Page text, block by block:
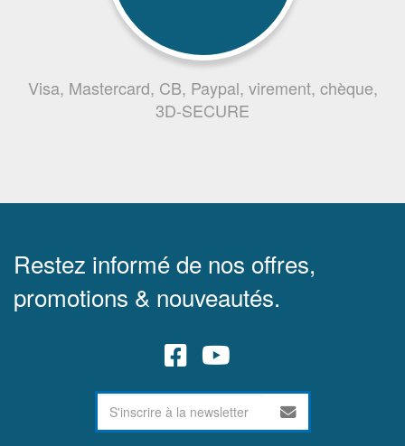
Visa, Mastercard, CB, Paypal, virement, chèque,
3D-SECURE
Restez informé de nos offres,
promotions & nouveautés.